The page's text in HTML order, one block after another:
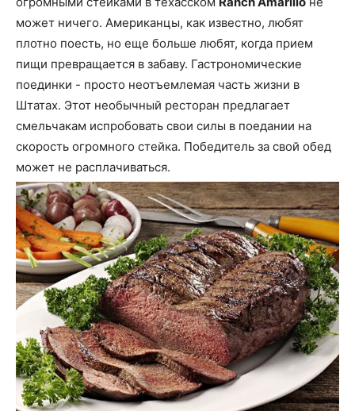
может ничего. Американцы, как известно, любят
плотно поесть, но еще больше любят, когда прием
пищи превращается в забаву. Гастрономические
поединки - просто неотъемлемая часть жизни в
Штатах. Этот необычный ресторан предлагает
смельчакам испробовать свои силы в поедании на
скорость огромного стейка. Победитель за свой обед
может не расплачиваться.